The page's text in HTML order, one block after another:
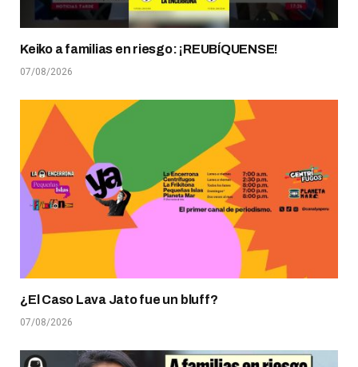
Keiko a familias en riesgo: ¡REUBÍQUENSE!
07/08/2026
¿El Caso Lava Jato fue un bluff?
07/08/2026